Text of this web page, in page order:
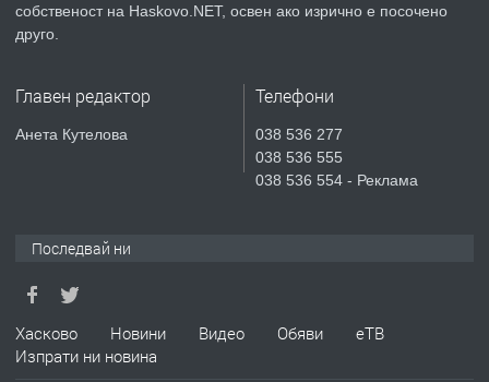
ПРЕДЛАГА
Продавам парцел в гр. Хасково кв.
СГЛОБЯВАНЕ НА МЕБЕЛИ.
апартамент под наем в кв.
собственост на Haskovo.NET, освен ако изрично е посочено
друго.
Главен редактор
Анета Кутелова
Телефони
038 536 277
038 536 555
038 536 554 - Реклама
Последвай ни
Хасково Новини Видео Обяви
еТВ
Изпрати ни новина